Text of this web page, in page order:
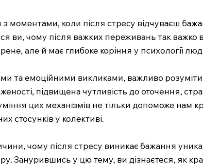
моментами, коли після стресу відчуваєш
чому після важких переживань так важко
але й має глибоке коріння у психології
та емоційними викликами, важливо
підвищена чутливість до оточення,
цих механізмів не тільки допоможе нам
стосунків у колективі.
чому після стресу виникає бажання
Занурившись у цю тему, ви дізнаєтеся, як